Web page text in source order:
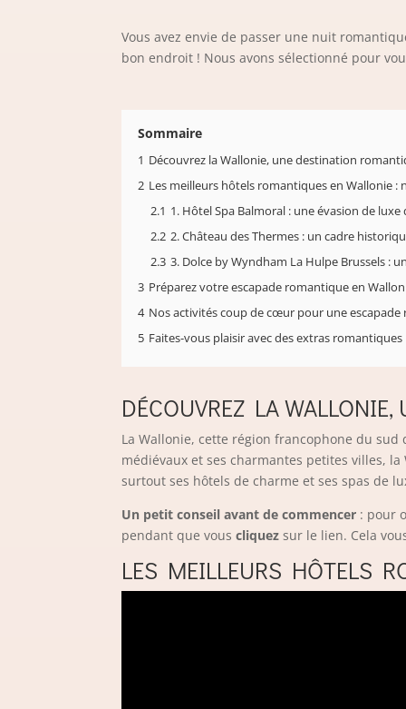
Vous avez envie de passer une nuit
bon endroit ! Nous avons sélectionné pour
Sommaire
1 Découvrez la Wallonie, une destination
2 Les meilleurs hôtels romantiques en Wallonie :
2.1 1. Hôtel Spa Balmoral : une évasion de luxe
2.2 2. Château des Thermes : un cadre
2.3 3. Dolce by Wyndham La Hulpe Brussels :
3 Préparez votre escapade romantique en
4 Nos activités coup de cœur pour une
5 Faites-vous plaisir avec des extras
DÉCOUVREZ LA
La Wallonie, cette région francophone du
médiévaux et ses charmantes petites villes,
surtout ses hôtels de charme et ses spas de
Un petit conseil avant de commencer : pour
pendant que vouscliquez sur le lien. Cela
LES MEILLEURS HÔTELS